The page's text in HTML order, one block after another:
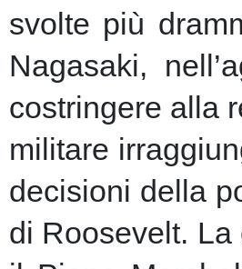
svolte più
Nagasaki,
costringere alla
militare
decisioni della
di Roosevelt.